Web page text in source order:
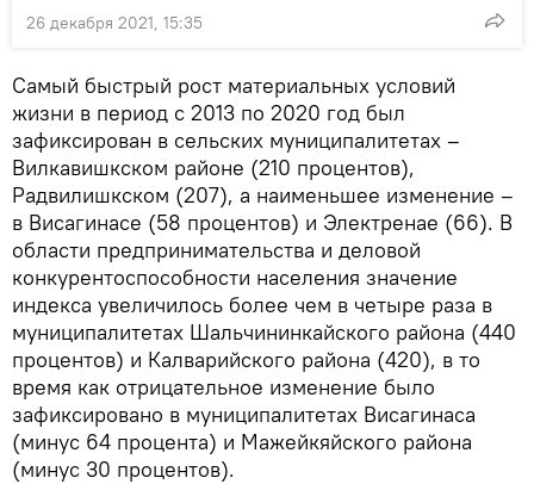
26 декабря 2021, 15:35
Самый быстрый рост материальных условий
жизни в период с 2013 по 2020 год был
зафиксирован в сельских муниципалитетах –
Вилкавишкском районе (210 процентов),
Радвилишкском (207), а наименьшее изменение –
в Висагинасе (58 процентов) и Электренае (66). В
области предпринимательства и деловой
конкурентоспособности населения значение
индекса увеличилось более чем в четыре раза в
муниципалитетах Шальчининкайского района (440
процентов) и Калварийского района (420), в то
время как отрицательное изменение было
зафиксировано в муниципалитетах Висагинаса
(минус 64 процента) и Мажейкяйского района
(минус 30 процентов).